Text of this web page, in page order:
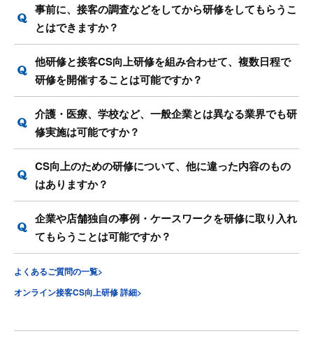
事前に、接客の調査などをしてから研修をしてもらうこ
とはできますか？
他研修と接客CS向上研修を組み合わせて、複数日程で
研修を開催することは可能ですか？
介護・医療、学校など、一般企業とは異なる業界でも研
修実施は可能ですか？
CS向上のための研修について、他に違った内容のもの
はありますか？
企業や店舗独自の事例・ケースワークを研修に取り入れ
てもらうことは可能ですか？
よくあるご質問の一覧>
オンライン接客CS向上研修 詳細>